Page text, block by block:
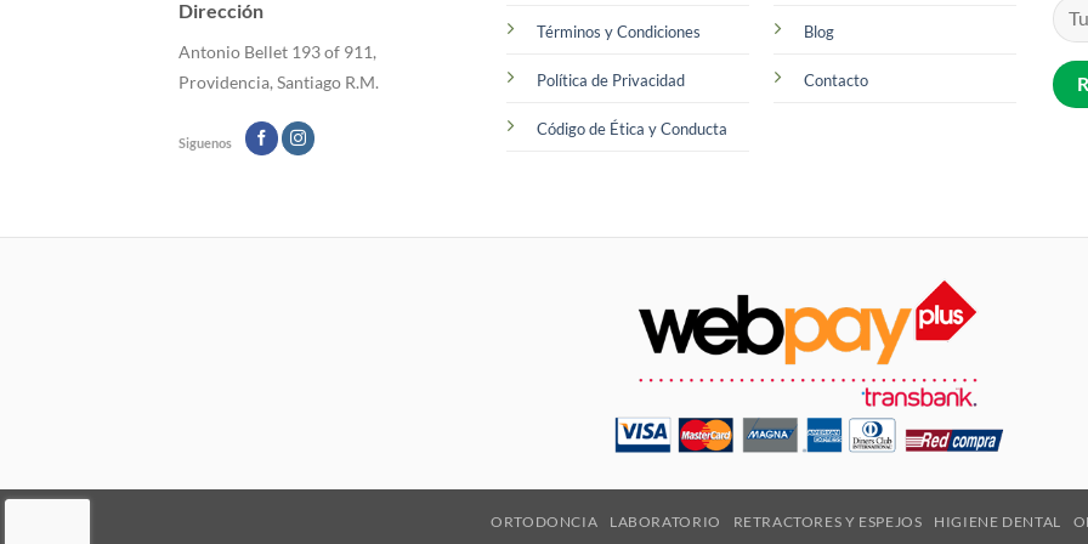
Dirección
Antonio Bellet 193 of 911,
Providencia, Santiago R.M.
Siguenos
Términos y Condiciones
Política de Privacidad
Código de Ética y Conducta
Blog
Contacto
ORTODONCIA LABORATORIO RETRACTORES Y ESPEJOS HIGIENE DENTAL